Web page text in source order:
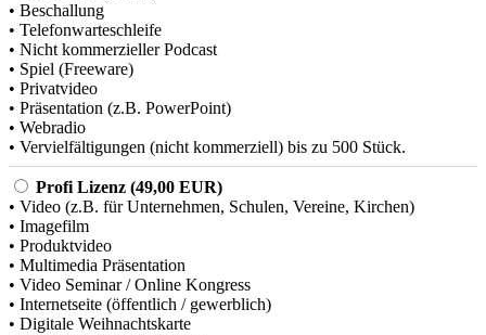
• Beschallung
• Telefonwarteschleife
• Nicht kommerzieller Podcast
• Spiel (Freeware)
• Privatvideo
• Präsentation (z.B. PowerPoint)
• Webradio
• Vervielfältigungen (nicht kommerziell) bis zu 500 Stück.
Profi Lizenz (49,00 EUR)
• Video (z.B. für Unternehmen, Schulen, Vereine, Kirchen)
• Imagefilm
• Produktvideo
• Multimedia Präsentation
• Video Seminar / Online Kongress
• Internetseite (öffentlich / gewerblich)
• Digitale Weihnachtskarte